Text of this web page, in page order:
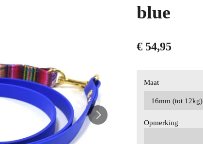
blue
€ 54,95
Maat
Opmerking